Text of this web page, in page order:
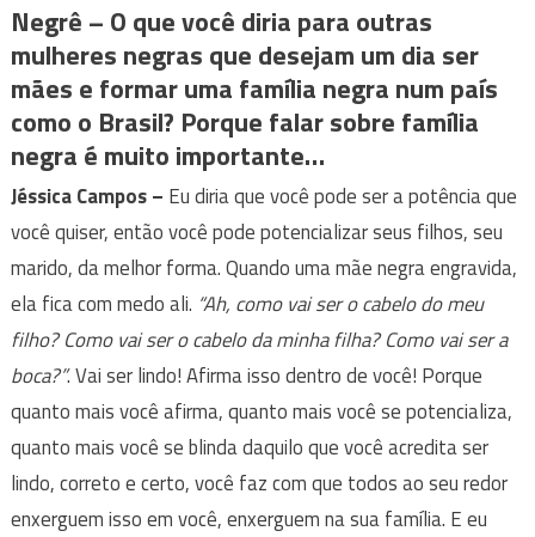
Negrê – O que você diria para outras
mulheres negras que desejam um dia ser
mães e formar uma família negra num país
como o Brasil? Porque falar sobre família
negra é muito importante…
Jéssica Campos– Eu diria que você pode ser a potência que
você quiser, então você pode potencializar seus filhos, seu
marido, da melhor forma. Quando uma mãe negra engravida,
ela fica com medo ali. “Ah, como vai ser o cabelo do meu
filho? Como vai ser o cabelo da minha filha? Como vai ser a
boca?”. Vai ser lindo! Afirma isso dentro de você! Porque
quanto mais você afirma, quanto mais você se potencializa,
quanto mais você se blinda daquilo que você acredita ser
lindo, correto e certo, você faz com que todos ao seu redor
enxerguem isso em você, enxerguem na sua família. E eu